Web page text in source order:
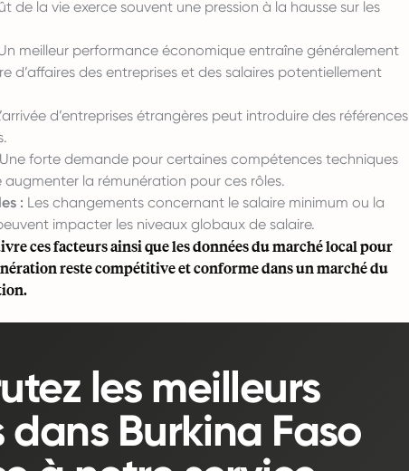
de la vie exerce souvent une pression à la hausse sur les
meilleur performance économique entraîne généralement
d’affaires des entreprises et des salaires potentiellement
d’entreprises étrangères peut introduire des références
Une forte demande pour certaines compétences techniques
la rémunération pour ces rôles.
: Les changements concernant le salaire minimum ou la
impacter les niveaux globaux de salaire.
ces facteurs ainsi que les données du marché local pour
reste compétitive et conforme dans un marché du
les meilleurs
Burkina Faso